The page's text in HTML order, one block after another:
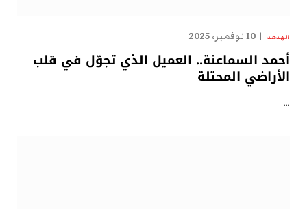
الهدهد 10 نوفمبر، 2025
أحمد السماعنة.. العميل الذي تجوّل في قلب
الأراضي المحتلة
…